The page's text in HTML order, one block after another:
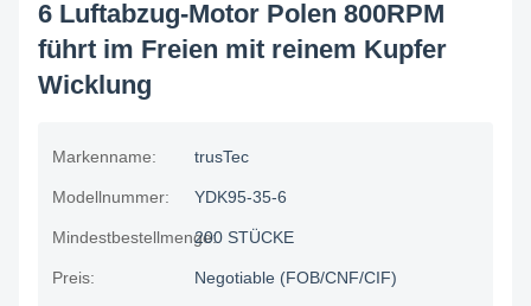
6 Luftabzug-Motor Polen 800RPM
führt im Freien mit reinem Kupfer
Wicklung
Markenname: trusTec
Modellnummer: YDK95-35-6
Mindestbestellmenge:200 STÜCKE
Preis: Negotiable (FOB/CNF/CIF)